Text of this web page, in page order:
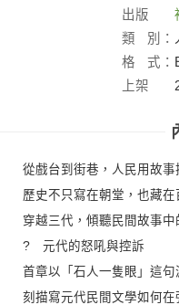
出版
社：
類
別：
格
式：
上架
從戲台到街巷，人民用故事
歷史不只寫在朝堂，也藏
穿越三代，傾聽民間故事中
? 元代的怒吼與控訴
首章以「石人一隻眼」這
刻描寫元代民間文學如何